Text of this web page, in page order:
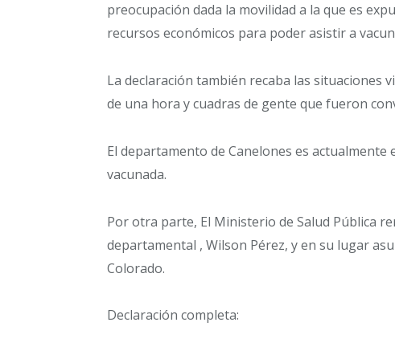
preocupación dada la movilidad a la que es
recursos económicos para poder asistir a
La declaración también recaba las situaciones
de una hora y cuadras de gente que fueron
El departamento de Canelones es
vacunada.
Por otra parte, El Ministerio de Salud Pública
departamental , Wilson Pérez, y en su lugar
Colorado.
Declaración completa: